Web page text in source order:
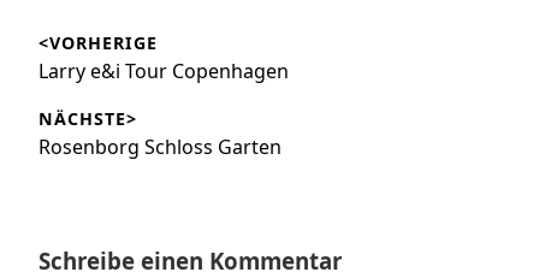
<VORHERIGE
Vorheriger
Larry e&i Tour Copenhagen
NÄCHSTE>
Nächster
Rosenborg Schloss Garten
Schreibe einen Kommentar